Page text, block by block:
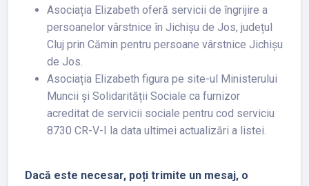
Asociația Elizabeth oferă servicii de îngrijire a
persoanelor vârstnice în Jichișu de Jos, județul
Cluj prin Cămin pentru persoane vârstnice Jichișu
de Jos.
Asociația Elizabeth figura pe site-ul Ministerului
Muncii și Solidarității Sociale ca furnizor
acreditat de servicii sociale pentru cod serviciu
8730 CR-V-I la data ultimei actualizări a listei.
Dacă este necesar, poți trimite un mesaj, o